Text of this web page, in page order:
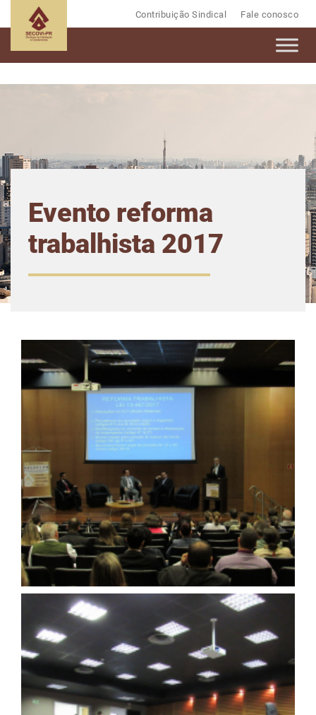
Contribuição Sindical Fale conosco
Evento reforma
trabalhista 2017